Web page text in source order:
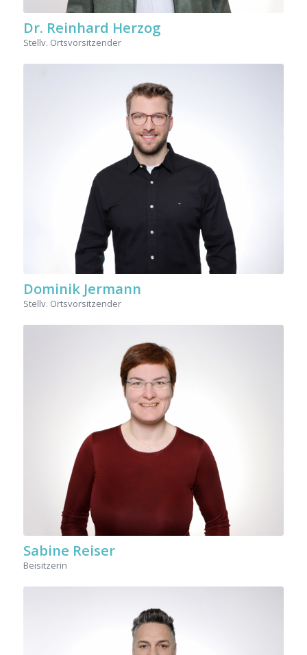
Dr. Reinhard Herzog
Stellv. Ortsvorsitzender
Dominik Jermann
Stellv. Ortsvorsitzender
Sabine Reiser
Beisitzerin